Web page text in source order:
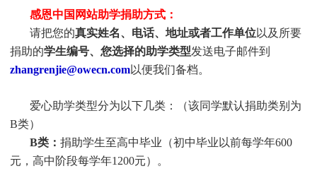
感恩中国网站助学捐助方式：
请把您的真实姓名、电话、地址或者工作单位以及所要
捐助的学生编号、您选择的助学类型发送电子邮件到
zhangrenjie@owecn.com以便我们备档。
爱心助学类型分为以下几类：（该同学默认捐助类别为
B类）
B类： 捐助学生至高中毕业（初中毕业以前每学年600
元，高中阶段每学年1200元）。